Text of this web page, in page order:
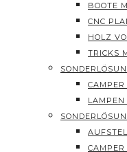
BOOTE
CNC
HOLZ
TRICKS
LAMPEN